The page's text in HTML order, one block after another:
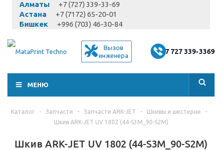
Алматы
+7 (727) 339-33-69
Астана
+7 (7172) 65-20-01
Бишкек
+996 (703) 46-30-84
Вызов
инженера
+7 727 339-3369
МЕНЮ
Каталог - Запчасти - Запчасти ARK-JET - Шкивы и шестерни
-
Шкив ARK-JET UV 1802 (44-S3M_90-S2M)
Шкив ARK-JET UV 1802 (44-S3M_90-S2M)